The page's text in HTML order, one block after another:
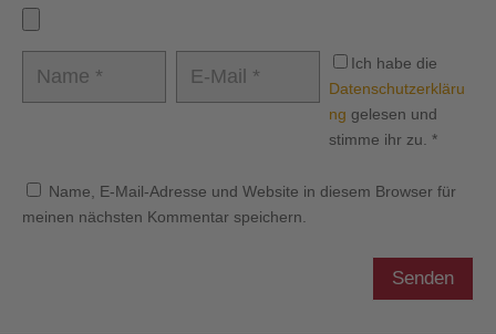
Ich habe die
Datenschutzerkläru
ng gelesen und
stimme ihr zu.
*
Name, E-Mail-Adresse und Website in diesem Browser für
meinen nächsten Kommentar speichern.
Senden